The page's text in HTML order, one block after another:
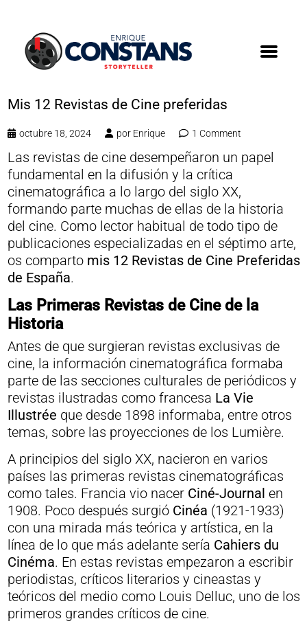
Mis 12 Revistas de Cine preferidas
octubre 18, 2024 por Enrique 1 Comment
Las revistas de cine desempeñaron un papel
fundamental en la difusión y la crítica
cinematográfica a lo largo del siglo XX,
formando parte muchas de ellas de la historia
del cine. Como lector habitual de todo tipo de
publicaciones especializadas en el séptimo arte,
os comparto mis 12 Revistas de Cine Preferidas
de España.
Las Primeras Revistas de Cine de la
Historia
Antes de que surgieran revistas exclusivas de
cine, la información cinematográfica formaba
parte de las secciones culturales de periódicos y
revistas ilustradas como francesa La Vie
Illustrée que desde 1898 informaba, entre otros
temas, sobre las proyecciones de los Lumière.
A principios del siglo XX, nacieron en varios
países las primeras revistas cinematográficas
como tales. Francia vio nacer Ciné-Journal en
1908. Poco después surgió Cinéa (1921-1933)
con una mirada más teórica y artística, en la
línea de lo que más adelante sería Cahiers du
Cinéma. En estas revistas empezaron a escribir
periodistas, críticos literarios y cineastas y
teóricos del medio como Louis Delluc, uno de los
primeros grandes críticos de cine.